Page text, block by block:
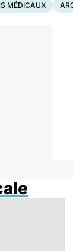
MÉDICAUX